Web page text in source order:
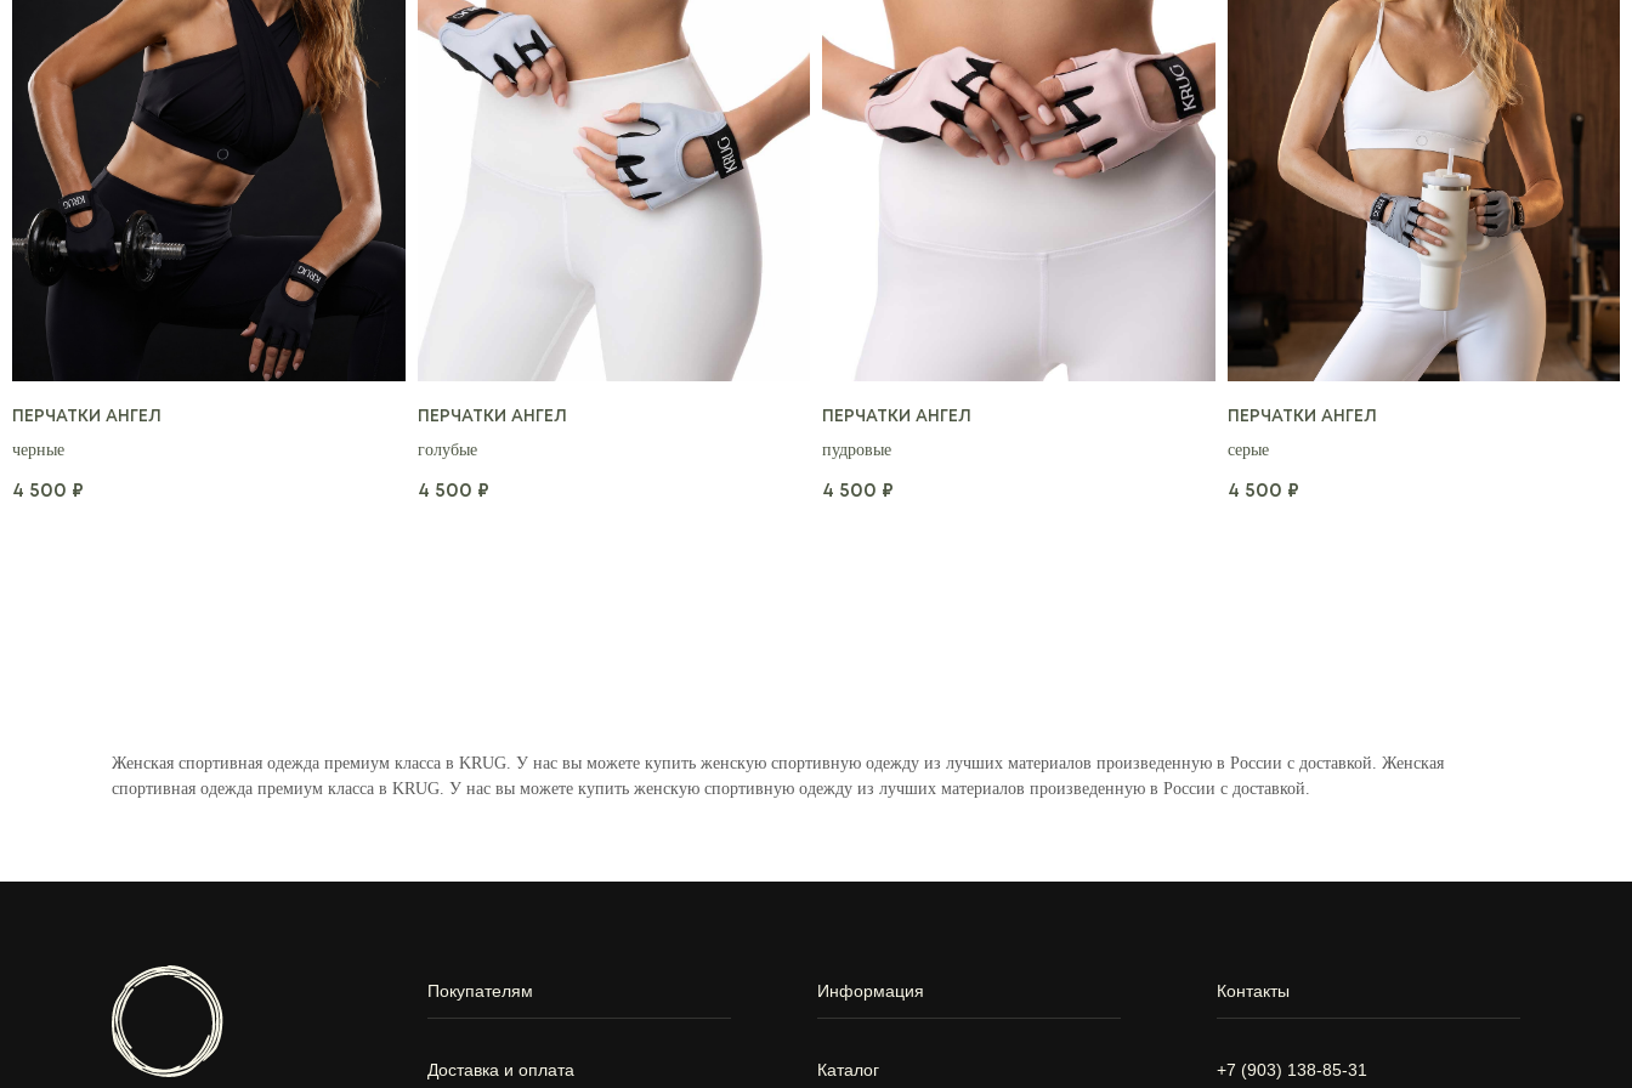
ПЕРЧАТКИ АНГЕЛ
черные
4 500 ₽
ПЕРЧАТКИ АНГЕЛ
голубые
4 500 ₽
ПЕРЧАТКИ АНГЕЛ
пудровые
4 500 ₽
ПЕРЧАТКИ АНГЕЛ
серые
4 500 ₽
Женская спортивная одежда премиум класса в KRUG. У нас вы можете купить женскую спортивную одежду из лучших материалов произведенную в России с доставкой. Женская
спортивная одежда премиум класса в KRUG. У нас вы можете купить женскую спортивную одежду из лучших материалов произведенную в России с доставкой.
Доставка и оплата
Покупателям
Каталог
Информация
+7 (903) 138-85-31
Контакты